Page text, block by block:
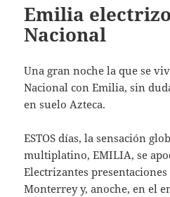
Emilia
Nacional
Una gran noche la que se
Nacional con Emilia, sin
en suelo Azteca.
ESTOS días, la sensación
multiplatino, EMILIA, se
Electrizantes
Monterrey y, anoche, en el